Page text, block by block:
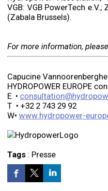
VGB: VGB PowerTech
(Zabala Brussels).
For more information,
Capucine Vannoorenberghe
HYDROPOWER EUROPE
E •
T • +32 2 743 29 92
W• www.hydropower-
Tags: Presse